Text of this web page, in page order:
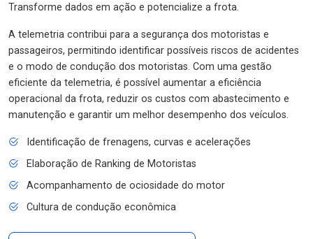
Transforme dados em ação e potencialize a frota.
A telemetria contribui para a segurança dos motoristas e
passageiros, permitindo identificar possíveis riscos de acidentes
e o modo de condução dos motoristas. Com uma gestão
eficiente da telemetria, é possível aumentar a eficiência
operacional da frota, reduzir os custos com abastecimento e
manutenção e garantir um melhor desempenho dos veículos.
Identificação de frenagens, curvas e acelerações
Elaboração de Ranking de Motoristas
Acompanhamento de ociosidade do motor
Cultura de condução econômica